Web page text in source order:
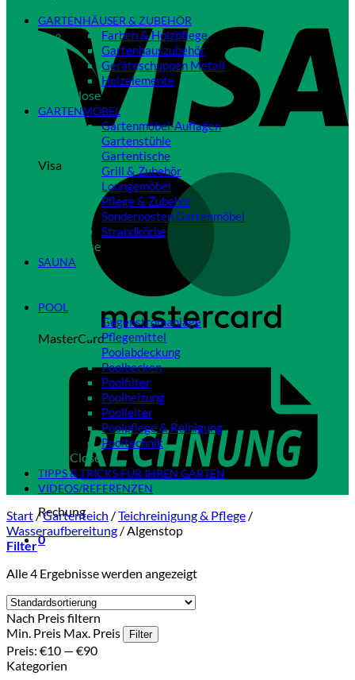
Visa
MasterCard
Rechung
0
GARTENHÄUSER & ZUBEHÖR
Farben & Holzpflege
Gartenhauszubehör
Geräteschuppen Metall
Holzelemente
Close
GARTENMÖBEL
Gartenmöbel-Auflagen
Gartenstühle
Gartentische
Grill & Zubehör
Loungemöbel
Pflege & Zubehör
Sonderposten Gartenmöbel
Strandkörbe
Close
SAUNA
POOL
Gegenstromanlage
Pflegemittel
Poolabdeckung
Poolbecken
Poolfilter
Poolheizung
Poolleiter
Poolpflege & Reinigung
Pooltechnik
Close
TIPPS & TRICKS FÜR IHREN GARTEN
VIDEOS/REFERENZEN
Start /Gartenteich /Teichreinigung & Pflege /
Wasseraufbereitung /Algenstop
Filter
Alle 4 Ergebnisse werden angezeigt
Nach Preis filtern
Min. Preis Max. Preis Filter
Preis: €10 — €90
Kategorien